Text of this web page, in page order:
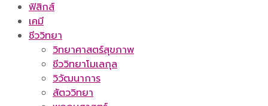
ฟิสิกส์
เคมี
ชีววิทยา
วิทยาศาสตร์สุขภาพ
ชีววิทยาโมเลกุล
วิวัฒนาการ
สัตววิทยา